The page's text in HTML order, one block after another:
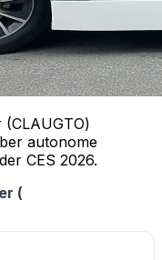
autonome
CES 2026.
(